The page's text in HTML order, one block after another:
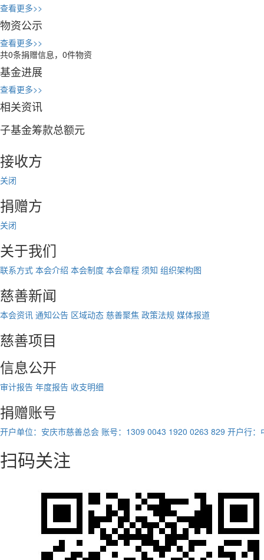
查看更多>>
物资公示
查看更多>>
共0条捐赠信息， 0件物资
基金进展
查看更多>>
相关资讯
子基金筹款总额元
接收方
关闭
捐赠方
关闭
关于我们
联系方式 本会介绍 本会制度 本会章程 须知 组织架构图
慈善新闻
本会资讯 通知公告 区域动态 慈善聚焦 政策法规 媒体报道
慈善项目
信息公开
审计报告 年度报告 收支明细
捐赠账号
开户单位：安庆市慈善总会 账号：1309 0043 1920 0263 829 开户行：
扫码关注